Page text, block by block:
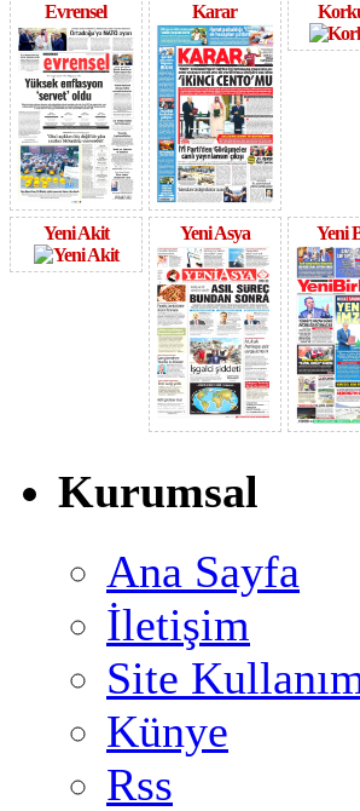
Evrensel Karar
Yeni Akit Yeni Asya Yeni
Kurumsal
Ana Sayfa
İletişim
Site
Künye
Rss